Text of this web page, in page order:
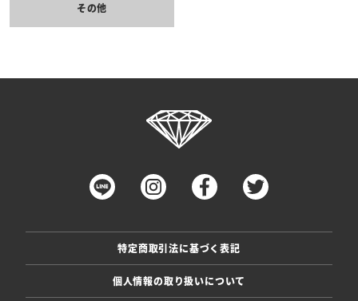
その他
特定商取引法に基づく表記
個人情報の取り扱いについて